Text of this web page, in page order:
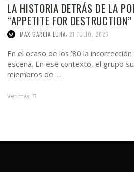
LA HISTORIA DETRÁS DE LA
“APPETITE FOR
MAX GARCIA LUNA, 21 JULIO, 2026
En el ocaso de los ’80 la
escena. En ese contexto, el grupo
miembros de …
Ver más